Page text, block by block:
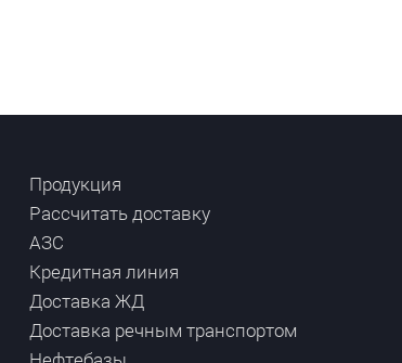
Продукция
Рассчитать доставку
АЗС
Кредитная линия
Доставка ЖД
Доставка речным транспортом